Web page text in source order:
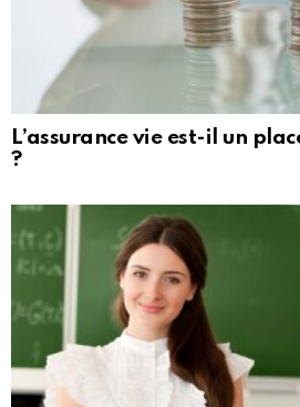
L’assurance vie est-il un
?